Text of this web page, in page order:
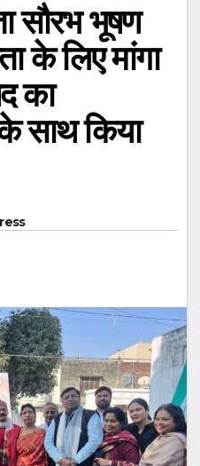
सौरभ भूषण
के लिए मांगा
का
साथ किया